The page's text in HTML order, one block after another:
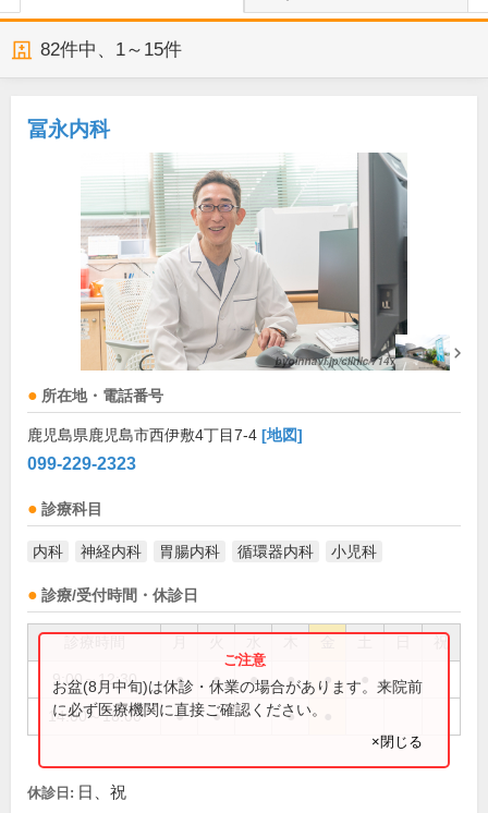
82件中、 1～15件
冨永内科
所在地・電話番号
鹿児島県鹿児島市西伊敷4丁目7-4 [地図]
099-229-2323
診療科目
内科 神経内科 胃腸内科 循環器内科 小児科
診療/受付時間・休診日
祝
9:00～12:30 ● ● ● ● ●
14:00～18:00 ● ● ●
お盆(8月中旬)は休診・休業の場合があります。来院前
に必ず医療機関に直接ご確認ください。
×閉じる
休診日: 日、祝